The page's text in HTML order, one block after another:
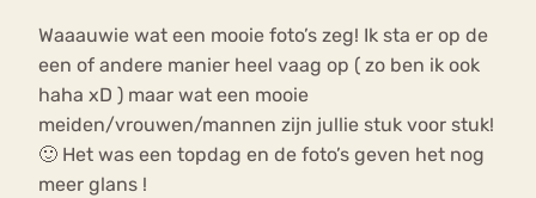
Waaauwie wat een mooie foto’s zeg! Ik sta er op de
een of andere manier heel vaag op ( zo ben ik ook
haha xD ) maar wat een mooie
meiden/vrouwen/mannen zijn jullie stuk voor stuk!
🙂 Het was een topdag en de foto’s geven het nog
meer glans !